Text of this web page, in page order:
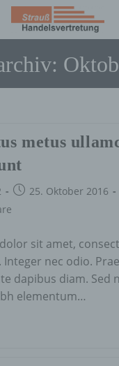
metus
Beitrag25. Oktober 2016
sit amet,
Integer nec odio.
dapibus diam. Sed
elementum…